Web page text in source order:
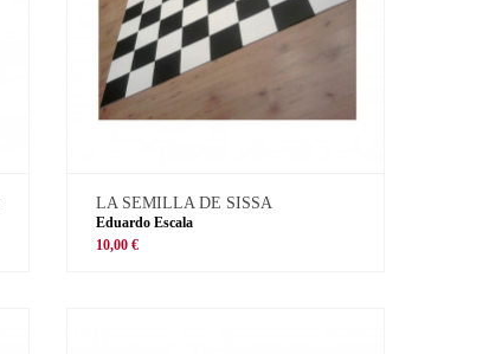
LA SEMILLA DE SISSA
Eduardo Escala
10,00 €